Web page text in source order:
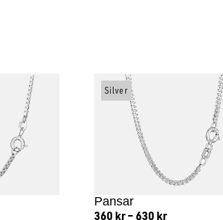
Pansar
360 kr –630 kr
Silver